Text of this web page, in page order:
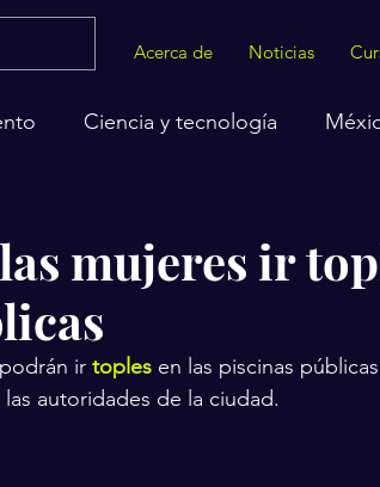
Acerca de Noticias
Ciencia y tecnología
mujeres ir
ir toples en las piscinas
autoridades de la ciudad.